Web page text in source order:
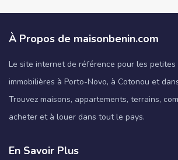
À Propos de maisonbenin.com
Le site internet de référence pour les petites
immobilières à Porto-Novo, à Cotonou et
Trouvez maisons, appartements, terrains,
acheter et à louer dans tout le pays.
En Savoir Plus